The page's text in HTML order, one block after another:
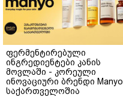
ფერმენტირებული
ინგრედიენტები კანის
მოვლაში - კორეული
ინოვაციური ბრენდი Manyo
საქართველოშია